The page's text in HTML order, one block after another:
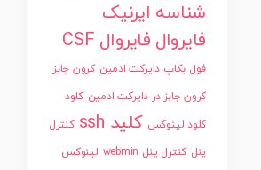
شناسه ایرنیک
فایروال فایروال CSF
فول بکاپ دایرکت ادمین کرون جابز
کرون جابز در دایرکت ادمین کلود
کلود لینوکس کلید ssh
کنترل
پنل کنترل پنل webmin
لینوکس